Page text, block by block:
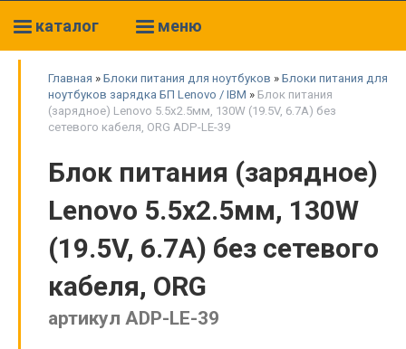
каталог меню
Главная » Блоки питания для ноутбуков » Блоки питания для
ноутбуков зарядка БП Lenovo / IBM » Блок питания
(зарядное) Lenovo 5.5x2.5мм, 130W (19.5V, 6.7A) без
сетевого кабеля, ORG ADP-LE-39
Блок питания (зарядное)
Lenovo 5.5x2.5мм, 130W
(19.5V, 6.7A) без сетевого
кабеля, ORG
артикул ADP-LE-39